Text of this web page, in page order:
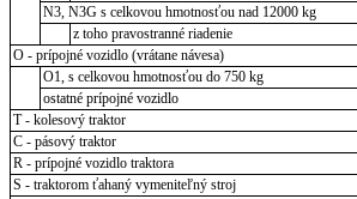
N3, N3G s celkovou hmotnosťou nad 12000 kg
z toho pravostranné riadenie
O - prípojné vozidlo (vrátane návesa)
O1, s celkovou hmotnosťou do 750 kg
ostatné prípojné vozidlo
T - kolesový traktor
C - pásový traktor
R - prípojné vozidlo traktora
S - traktorom ťahaný vymeniteľný stroj